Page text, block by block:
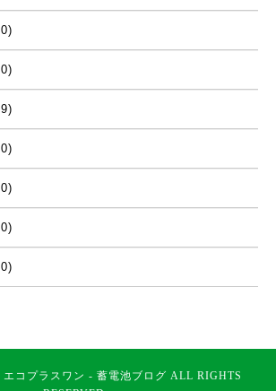
コプラスワン - 蓄電池ブログ ALL RIGHTS